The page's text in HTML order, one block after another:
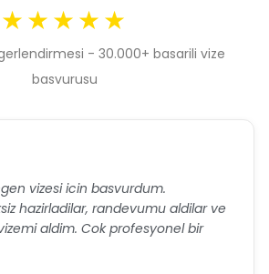
★★★★★
- 30.000+ basarili vize
basvurusu
vizesi icin basvurdum.
hazirladilar, randevumu aldilar ve
aldim. Cok profesyonel bir